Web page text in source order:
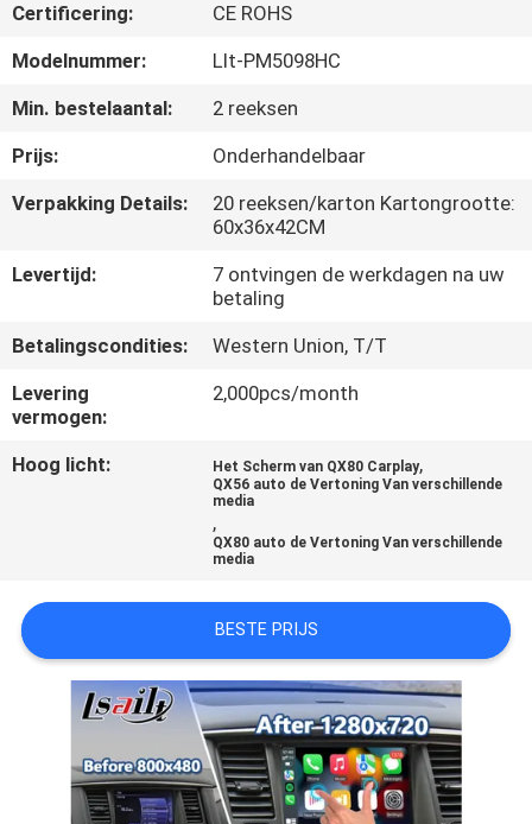
FABRIEKSREIS
KWALITEITSCONTROLE
CONTACTEER
GEVALLEN
SITEMAP
Certificering:
CE ROHS
Modelnummer:
Llt-PM5098HC
Min. bestelaantal:
2 reeksen
Prijs:
Onderhandelbaar
Verpakking Details:
20 reeksen/karton Kartongrootte:
60x36x42CM
Levertijd:
7 ontvingen de werkdagen na uw
betaling
Betalingscondities:
Western Union, T/T
Levering
vermogen:
2,000pcs/month
Hoog licht: Het Scherm van QX80 Carplay,
QX56 auto de Vertoning Van verschillende
media
,
QX80 auto de Vertoning Van verschillende
media
BESTE PRIJS